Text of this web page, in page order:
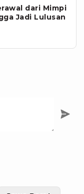
dari Mimpi
Jadi Lulusan